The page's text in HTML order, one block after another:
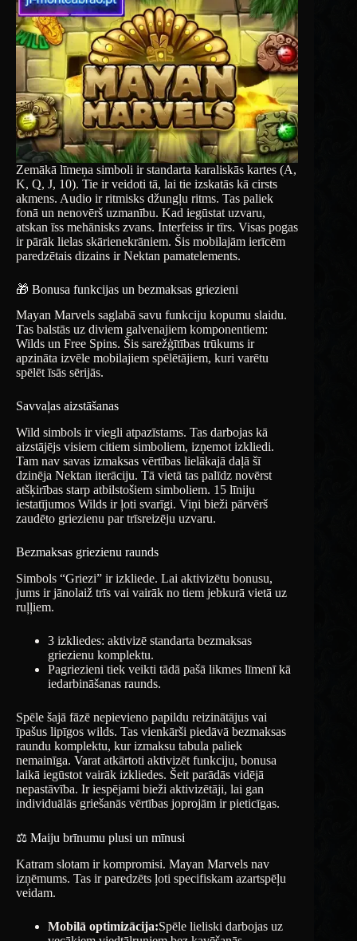
Zemākā līmeņa simboli ir standarta karaliskās kartes (A,
K, Q, J, 10). Tie ir veidoti tā, lai tie izskatās kā cirsts
akmens. Audio ir ritmisks džungļu ritms. Tas paliek
fonā un nenovērš uzmanību. Kad iegūstat uzvaru,
atskan īss mehānisks zvans. Interfeiss ir tīrs. Visas pogas
ir pārāk lielas skārienekrāniem. Šis mobilajām ierīcēm
paredzētais dizains ir Nektan pamatelements.
🎁 Bonusa funkcijas un bezmaksas griezieni
Mayan Marvels saglabā savu funkciju kopumu slaidu.
Tas balstās uz diviem galvenajiem komponentiem:
Wilds un Free Spins. Šis sarežģītības trūkums ir
apzināta izvēle mobilajiem spēlētājiem, kuri varētu
spēlēt īsās sērijās.
Savvaļas aizstāšanas
Wild simbols ir viegli atpazīstams. Tas darbojas kā
aizstājējs visiem citiem simboliem, izņemot izkliedi.
Tam nav savas izmaksas vērtības lielākajā daļā šī
dzinēja Nektan iterāciju. Tā vietā tas palīdz novērst
atšķirības starp atbilstošiem simboliem. 15 līniju
iestatījumos Wilds ir ļoti svarīgi. Viņi bieži pārvērš
zaudēto griezienu par trīsreizēju uzvaru.
Bezmaksas griezienu raunds
Simbols “Griezi” ir izkliede. Lai aktivizētu bonusu,
jums ir jānolaiž trīs vai vairāk no tiem jebkurā vietā uz
ruļļiem.
3 izkliedes: aktivizē standarta bezmaksas
griezienu komplektu.
Pagriezieni tiek veikti tādā pašā likmes līmenī kā
iedarbināšanas raunds.
Spēle šajā fāzē nepievieno papildu reizinātājus vai
īpašus lipīgos wilds. Tas vienkārši piedāvā bezmaksas
raundu komplektu, kur izmaksu tabula paliek
nemainīga. Varat atkārtoti aktivizēt funkciju, bonusa
laikā iegūstot vairāk izkliedes. Šeit parādās vidējā
nepastāvība. Ir iespējami bieži aktivizētāji, lai gan
individuālās griešanās vērtības joprojām ir pieticīgas.
⚖️ Maiju brīnumu plusi un mīnusi
Katram slotam ir kompromisi. Mayan Marvels nav
izņēmums. Tas ir paredzēts ļoti specifiskam azartspēļu
veidam.
Mobilā optimizācija:Spēle lieliski darbojas uz